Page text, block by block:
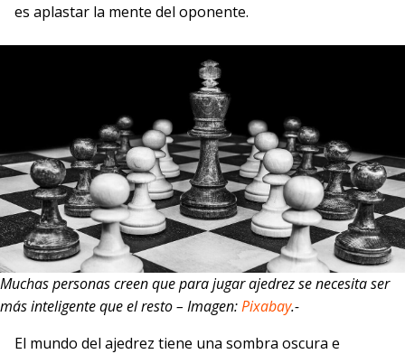
es aplastar la mente del oponente.
Muchas personas creen que para jugar ajedrez se necesita ser
más inteligente que el resto – Imagen:Pixabay.-
El mundo del ajedrez tiene una sombra oscura e